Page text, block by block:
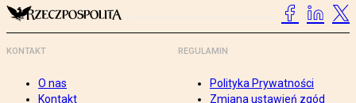
KONTAKT
O nas
Kontakt
REGULAMIN
Polityka Prywatności
Zmiana ustawień zgód